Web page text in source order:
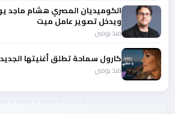
الكوميديان المصري هشام ماجد
ويدخل تصوير عامل ميت
منذ يومين
كارول سماحة تطلق أغنيتها
منذ يومين